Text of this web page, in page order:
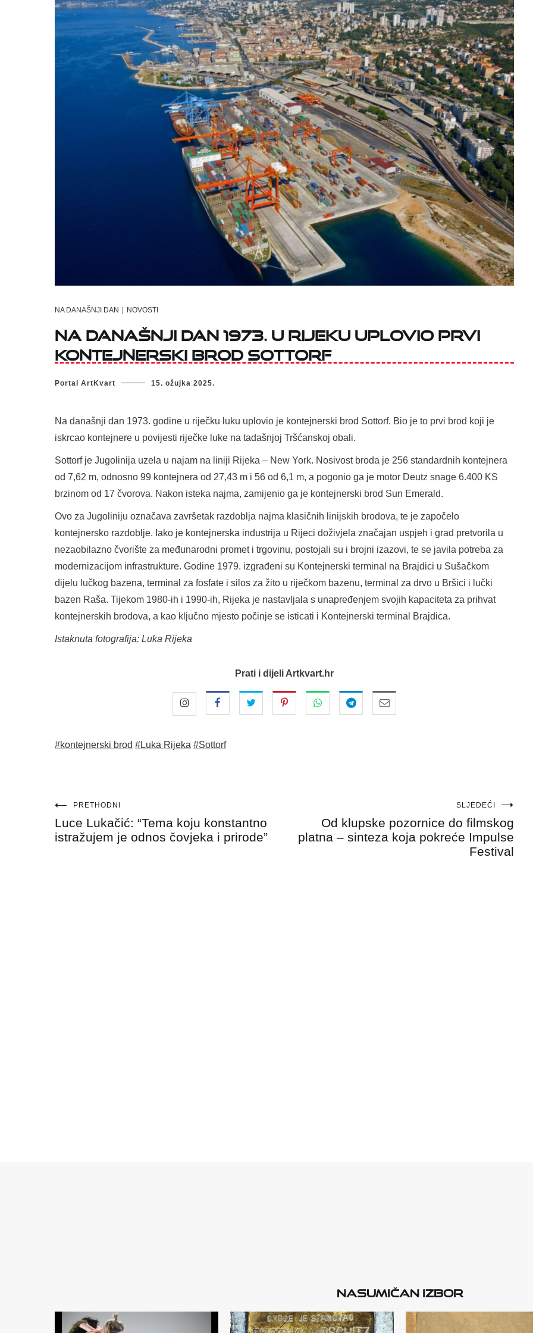
NA DANAŠNJI DAN NOVOSTI
Na današnji dan 1973. u Rijeku uplovio prvi
kontejnerski brod Sottorf
Portal ArtKvart 15. ožujka 2025.
Na današnji dan 1973. godine u riječku luku uplovio je kontejnerski brod Sottorf. Bio je to prvi brod koji je
iskrcao kontejnere u povijesti riječke luke na tadašnjoj Tršćanskoj obali.
Sottorf je Jugolinija uzela u najam na liniji Rijeka – New York. Nosivost broda je 256 standardnih kontejnera
od 7,62 m, odnosno 99 kontejnera od 27,43 m i 56 od 6,1 m, a pogonio ga je motor Deutz snage 6.400 KS
brzinom od 17 čvorova. Nakon isteka najma, zamijenio ga je kontejnerski brod Sun Emerald.
Ovo za Jugoliniju označava završetak razdoblja najma klasičnih linijskih brodova, te je započelo
kontejnersko razdoblje. Iako je kontejnerska industrija u Rijeci doživjela značajan uspjeh i grad pretvorila u
nezaobilazno čvorište za međunarodni promet i trgovinu, postojali su i brojni izazovi, te se javila potreba za
modernizacijom infrastrukture. Godine 1979. izgrađeni su Kontejnerski terminal na Brajdici u Sušačkom
dijelu lučkog bazena, terminal za fosfate i silos za žito u riječkom bazenu, terminal za drvo u Bršici i lučki
bazen Raša. Tijekom 1980-ih i 1990-ih, Rijeka je nastavljala s unapređenjem svojih kapaciteta za prihvat
kontejnerskih brodova, a kao ključno mjesto počinje se isticati i Kontejnerski terminal Brajdica.
Istaknuta fotografija: Luka Rijeka
Prati i dijeli Artkvart.hr
#kontejnerski brod #Luka Rijeka #Sottorf
Navigacija
objava
PRETHODNI
Luce Lukačić: “Tema koju konstantno
istražujem je odnos čovjeka i prirode”
SLJEDEĆI
Od klupske pozornice do filmskog
platna – sinteza koja pokreće Impulse
Festival
Nasumičan izbor